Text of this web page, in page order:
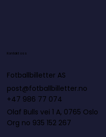
Kontakt oss
Fotballbilletter AS
post@fotballbilletter.no
+47 986 77 074
Olaf Bulls vei 1 A, 0765 Oslo
Org no 935 152 267